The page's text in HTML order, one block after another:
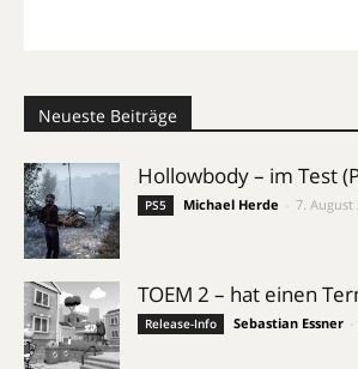
Neueste Beiträge
Hollowbody – im Test
PS5 Michael Herde 7. August
TOEM 2 – hat einen
Release-Info Sebastian Essner